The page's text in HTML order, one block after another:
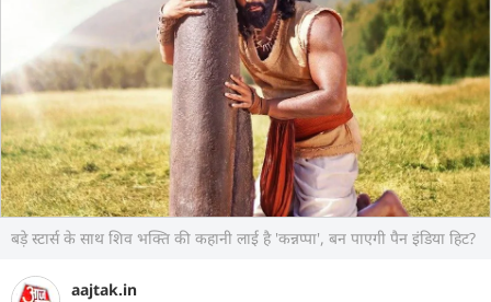
बड़े स्टार्स के साथ शिव भक्ति की कहानी लाई है 'कन्नप्पा', बन पाएगी पैन इंडिया हिट?
aajtak.in